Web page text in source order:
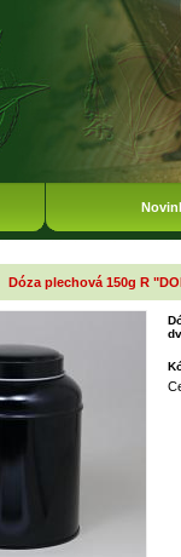
Dóza plechová 150g R